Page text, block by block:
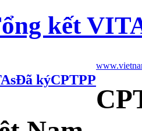
kết
Đã kýCPTPP